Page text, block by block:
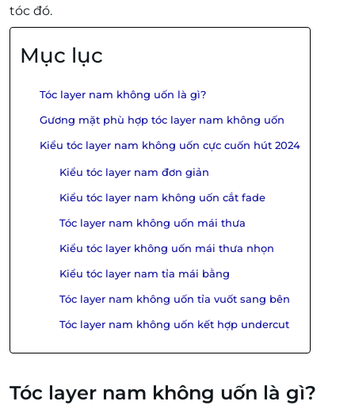
tóc đó.
Mục lục
Tóc layer nam không uốn là gì?
Gương mặt phù hợp tóc layer nam không uốn
Kiểu tóc layer nam không uốn cực cuốn hút 2024
Kiểu tóc layer nam đơn giản
Kiểu tóc layer nam không uốn cắt fade
Tóc layer nam không uốn mái thưa
Kiểu tóc layer không uốn mái thưa nhọn
Kiểu tóc layer nam tỉa mái bằng
Tóc layer nam không uốn tỉa vuốt sang bên
Tóc layer nam không uốn kết hợp undercut
Tóc layer nam không uốn là gì?